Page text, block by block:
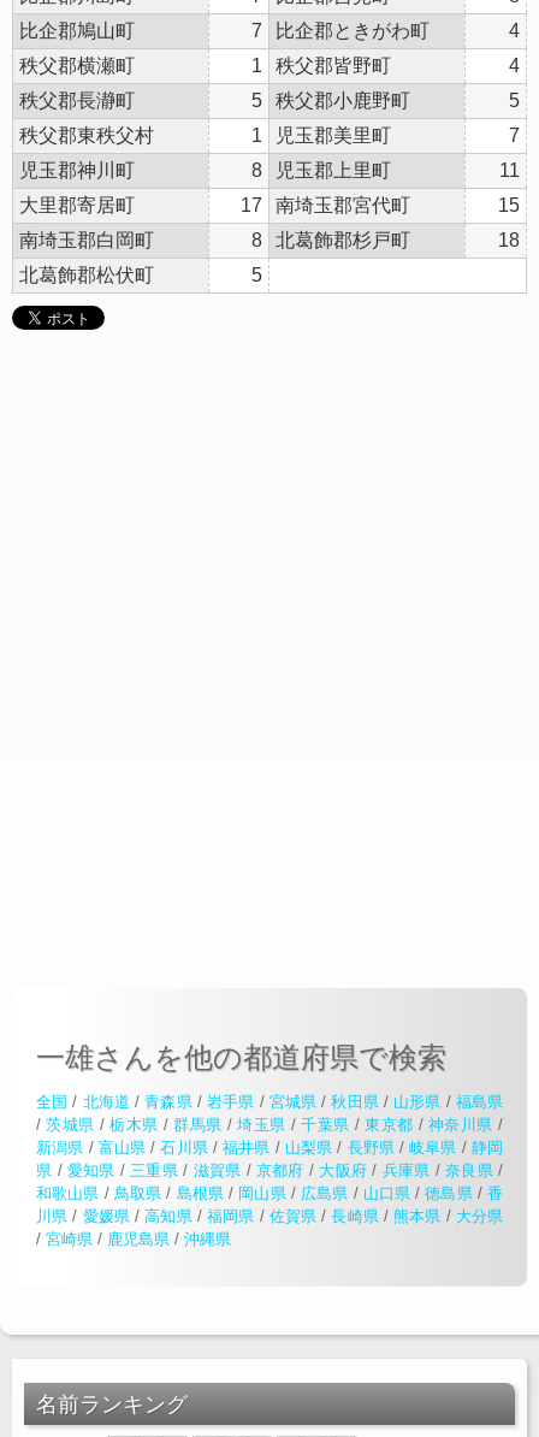
比企郡鳩山町
7 比企郡ときがわ町
4
秩父郡横瀬町
1 秩父郡皆野町
4
秩父郡長瀞町
5 秩父郡小鹿野町
5
秩父郡東秩父村
1 児玉郡美里町
7
児玉郡神川町
8 児玉郡上里町
11
大里郡寄居町
17 南埼玉郡宮代町
15
南埼玉郡白岡町
8 北葛飾郡杉戸町
18
北葛飾郡松伏町
5
一雄さんを他の都道府県で検索
全国 / 北海道 /青森県/ 岩手県 / 宮城県 /秋田県/ 山形県 / 福島県
/茨城県 /栃木県 /群馬県 /埼玉県 /千葉県 /東京都 /神奈川県 /
新潟県 / 富山県 /石川県/福井県 / 山梨県 / 長野県/岐阜県 / 静岡
県 / 愛知県 /三重県 / 滋賀県 / 京都府 / 大阪府 / 兵庫県 / 奈良県/
和歌山県 / 鳥取県 / 島根県/ 岡山県/ 広島県 / 山口県 /徳島県/香
川県 / 愛媛県/高知県/ 福岡県 / 佐賀県 /長崎県/熊本県 / 大分県
/ 宮崎県 / 鹿児島県 / 沖縄県
名前ランキング